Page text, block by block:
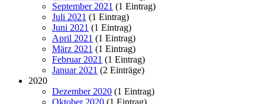
September 2021 (1 Eintrag)
Juli 2021 (1 Eintrag)
Juni 2021 (1 Eintrag)
April 2021 (1 Eintrag)
März 2021 (1 Eintrag)
Februar 2021 (1 Eintrag)
Januar 2021 (2 Einträge)
2020
Dezember 2020 (1 Eintrag)